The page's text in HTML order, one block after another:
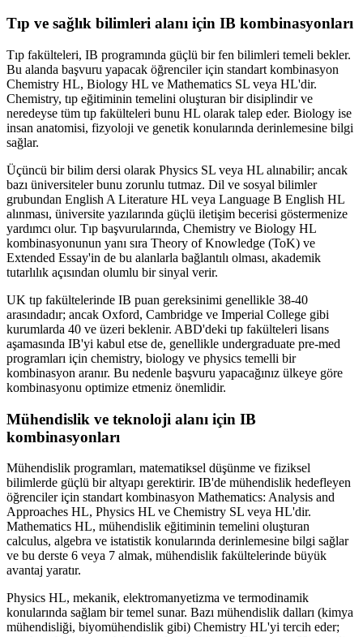
Tıp ve sağlık bilimleri alanı için IB kombinasyonları
Tıp fakülteleri, IB programında güçlü bir fen bilimleri temeli bekler.
Bu alanda başvuru yapacak öğrenciler için standart kombinasyon
Chemistry HL, Biology HL ve Mathematics SL veya HL'dir.
Chemistry, tıp eğitiminin temelini oluşturan bir disiplindir ve
neredeyse tüm tıp fakülteleri bunu HL olarak talep eder. Biology ise
insan anatomisi, fizyoloji ve genetik konularında derinlemesine bilgi
sağlar.
Üçüncü bir bilim dersi olarak Physics SL veya HL alınabilir; ancak
bazı üniversiteler bunu zorunlu tutmaz. Dil ve sosyal bilimler
grubundan English A Literature HL veya Language B English HL
alınması, üniversite yazılarında güçlü iletişim becerisi göstermenize
yardımcı olur. Tıp başvurularında, Chemistry ve Biology HL
kombinasyonunun yanı sıra Theory of Knowledge (ToK) ve
Extended Essay'in de bu alanlarla bağlantılı olması, akademik
tutarlılık açısından olumlu bir sinyal verir.
UK tıp fakültelerinde IB puan gereksinimi genellikle 38-40
arasındadır; ancak Oxford, Cambridge ve Imperial College gibi
kurumlarda 40 ve üzeri beklenir. ABD'deki tıp fakülteleri lisans
aşamasında IB'yi kabul etse de, genellikle undergraduate pre-med
programları için chemistry, biology ve physics temelli bir
kombinasyon aranır. Bu nedenle başvuru yapacağınız ülkeye göre
kombinasyonu optimize etmeniz önemlidir.
Mühendislik ve teknoloji alanı için IB
kombinasyonları
Mühendislik programları, matematiksel düşünme ve fiziksel
bilimlerde güçlü bir altyapı gerektirir. IB'de mühendislik hedefleyen
öğrenciler için standart kombinasyon Mathematics: Analysis and
Approaches HL, Physics HL ve Chemistry SL veya HL'dir.
Mathematics HL, mühendislik eğitiminin temelini oluşturan
calculus, algebra ve istatistik konularında derinlemesine bilgi sağlar
ve bu derste 6 veya 7 almak, mühendislik fakültelerinde büyük
avantaj yaratır.
Physics HL, mekanik, elektromanyetizma ve termodinamik
konularında sağlam bir temel sunar. Bazı mühendislik dalları (kimya
mühendisliği, biyomühendislik gibi) Chemistry HL'yi tercih eder;